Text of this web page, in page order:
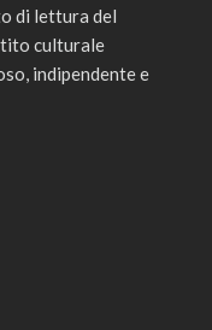
di lettura del
culturale
indipendente e